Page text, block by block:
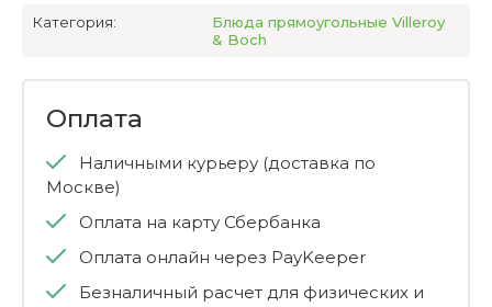
Категория:
Блюда прямоугольные Villeroy
& Boch
Оплата
Наличными курьеру (доставка по
Москве)
Оплата на карту Сбербанка
Оплата онлайн через PayKeeper
Безналичный расчет для физических и